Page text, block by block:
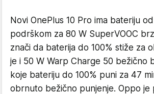
Novi OnePlus 10 Pro ima bateriju
podrškom za 80 W SuperVOOC
znači da baterija do 100% stiže za
je i 50 W Warp Charge 50 bežično
koje bateriju do 100% puni za 47
obrnuto bežično punjenje. Oppo je